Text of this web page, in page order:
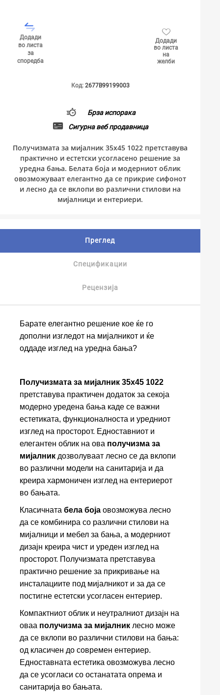
Додади
во листа
за
споредба
Додади
во листа
на
желби
Код: 2677B99199003
Брза испорака
Сигурна веб продавница
Получизмата за мијалник 35x45 1022 претставува
практично и естетски усогласено решение за
уредна бања. Белата боја и модерниот облик
овозможуваат елегантно да се прикрие сифонот
и лесно да се вклопи во различни стилови на
мијалници и ентериери.
Преглед
Спецификации
Рецензија
Барате елегантно решение кое ќе го
дополни изгледот на мијалникот и ќе
оддаде изглед на уредна бања?
Получизмата за мијалник 35x45 1022
претставува практичен додаток за секоја
модерно уредена бања каде се важни
естетиката, функционалноста и уредниот
изглед на просторот. Едноставниот и
елегантен облик на ова получизма за
мијалник дозволуваат лесно се да вклопи
во различни модели на санитарија и да
креира хармоничен изглед на ентериерот
во бањата.
Класичната бела боја овозможува лесно
да се комбинира со различни стилови на
мијалници и мебел за бања, а модерниот
дизајн креира чист и уреден изглед на
просторот. Получизмата претставува
практично решение за прикривање на
инсталациите под мијалникот и за да се
постигне естетски усогласен ентериер.
Компактниот облик и неутралниот дизајн на
оваа получизма за мијалник лесно може
да се вклопи во различни стилови на бања:
од класичен до современ ентериер.
Едноставната естетика овозможува лесно
да се усогласи со останатата опрема и
санитарија во бањата.